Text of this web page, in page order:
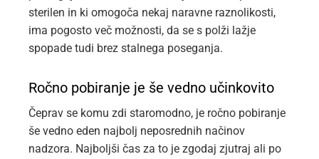
sterilen in ki omogoča nekaj naravne raznolikosti,
ima pogosto več možnosti, da se s polži lažje
spopade tudi brez stalnega poseganja.
Ročno pobiranje je še vedno učinkovito
Čeprav se komu zdi staromodno, je ročno pobiranje
še vedno eden najbolj neposrednih načinov
nadzora. Najboljši čas za to je zgodaj zjutraj ali po